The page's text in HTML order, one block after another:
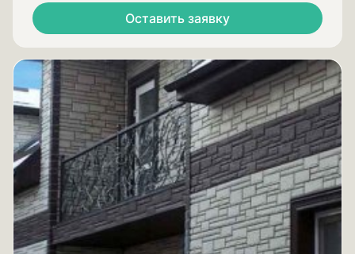
Оставить заявку